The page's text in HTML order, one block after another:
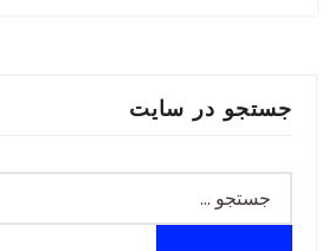
جستجو در سایت
برای: